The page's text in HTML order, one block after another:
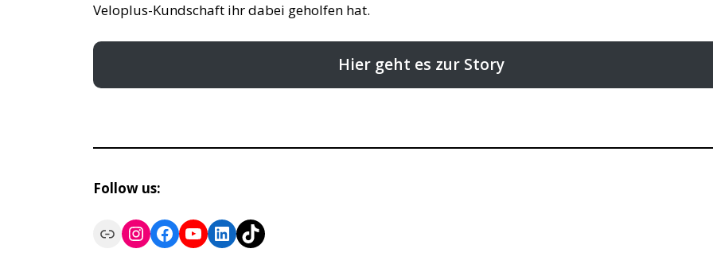
Veloplus-Kundschaft ihr dabei geholfen hat.
Hier geht es zur Story
Follow us:
LinkInstagram
Facebook
YouTube
LinkedIn
TikTok